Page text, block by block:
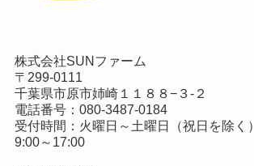
株式会社SUNファーム
〒299-0111
千葉県市原市姉崎１１８８−３-２
電話番号： 080-3487-0184
受付時間：火曜日～土曜日（祝日を除く）
9:00～17:00